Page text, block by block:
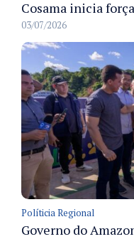
03/07/2026
Políticia Regional